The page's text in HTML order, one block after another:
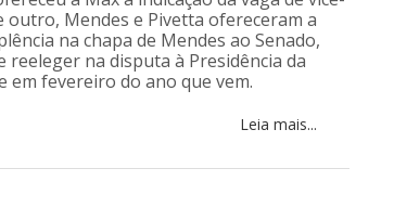
outro, Mendes e Pivetta ofereceram a
na chapa de Mendes ao Senado,
reeleger na disputa à Presidência da
em fevereiro do ano que vem.
Leia mais...